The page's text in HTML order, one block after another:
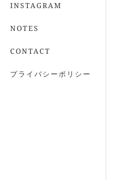
INSTAGRAM
NOTES
CONTACT
プライバシーポリシー